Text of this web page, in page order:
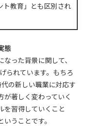
ト教育」とも区別され
態
った背景に関して、
られています。もちろ
の新しい職業に対応す
著しく変わっていく
を習得していくこと
うことです。